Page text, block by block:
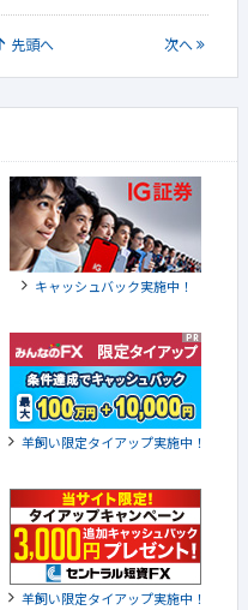
先頭へ 次へ
キャッシュバック実施中！
羊飼い限定タイアップ実施中！
羊飼い限定タイアップ実施中！